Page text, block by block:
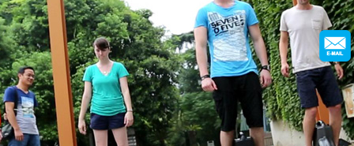
Sharing & Rental
About Us
Contact Us